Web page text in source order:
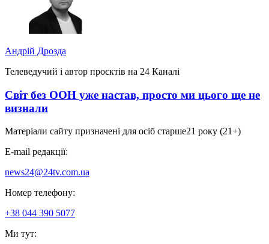
Андрій Дрозда
Телеведучий і автор проєктів на 24 Каналі
Світ без ООН уже настав, просто ми цього ще не
визнали
Матеріали сайту призначені для осіб старше21 року (21+)
E-mail редакції:
news24@24tv.com.ua
Номер телефону:
+38 044 390 5077
Ми тут: